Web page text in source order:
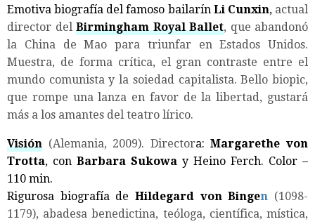
Emotiva biografía del famoso bailarín Li Cunxin, actual
director del Birmingham Royal Ballet, que abandonó
la China de Mao para triunfar en Estados Unidos.
Muestra, de forma crítica, el gran contraste entre el
mundo comunista y la soiedad capitalista. Bello biopic,
que rompe una lanza en favor de la libertad, gustará
más a los amantes del teatro lírico.
Visión (Alemania, 2009). Directora:Margarethe von
Trotta, con Barbara Sukowa y Heino Ferch. Color –
110 min.
Rigurosa biografía de Hildegard von Bingen (1098-
1179), abadesa benedictina, teóloga, científica, mística,